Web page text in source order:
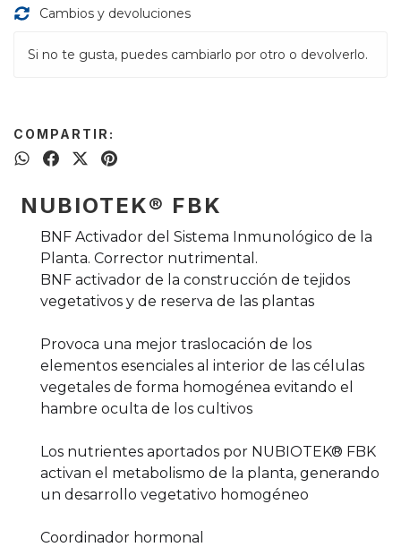
Cambios y devoluciones
Si no te gusta, puedes cambiarlo por otro o devolverlo.
COMPARTIR:
NUBIOTEK® FBK
BNF Activador del Sistema Inmunológico de la
Planta. Corrector nutrimental.
BNF activador de la construcción de tejidos
vegetativos y de reserva de las plantas
Provoca una mejor traslocación de los
elementos esenciales al interior de las células
vegetales de forma homogénea evitando el
hambre oculta de los cultivos
Los nutrientes aportados por NUBIOTEK® FBK
activan el metabolismo de la planta, generando
un desarrollo vegetativo homogéneo
Coordinador hormonal